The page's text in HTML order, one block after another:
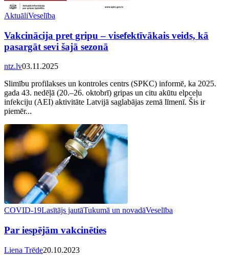
AktuāliVeselība
Vakcinācija pret gripu – visefektīvākais veids, kā
pasargāt sevi šajā sezonā
ntz.lv03.11.2025
Slimību profilakses un kontroles centrs (SPKC) informē, ka 2025.
gada 43. nedēļā (20.–26. oktobrī) gripas un citu akūtu elpceļu
infekciju (AEI) aktivitāte Latvijā saglabājas zemā līmenī. Šis ir
piemēr...
COVID-19Lasītājs jautāTukumā un novadāVeselība
Par iespējām vakcinēties
Liena Trēde20.10.2023